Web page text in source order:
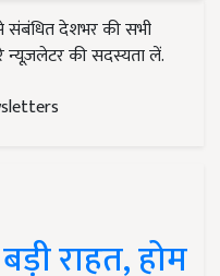
संबंधित देशभर की सभी
की सदस्यता लें.
राहत, होम